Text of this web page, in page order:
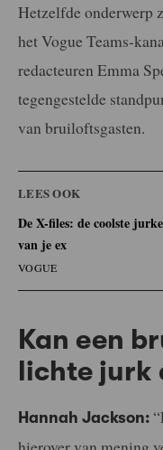
Hetzelfde onderwerp
het Vogue Teams-
redacteuren Emma
tegengestelde
van bruiloftsgasten.
LEES OOK
De X-files: de coolste
van je ex
VOGUE
Kan een
lichte jurk
Hannah Jackson: